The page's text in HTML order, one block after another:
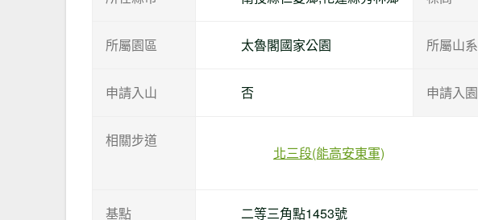
所屬園區 太魯閣國家公園 所屬山系
申請入山 否 申請入園
相關步道
北三段(能高安東軍)
基點 二等三角點1453號